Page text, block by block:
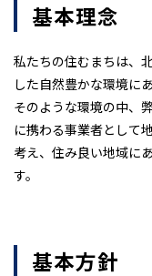
基本理念
私たちの住むまちは、
した自然豊かな環境にあ
そのような環境の中、
に携わる事業者として
考え、住み良い地域に
す。
基本方針